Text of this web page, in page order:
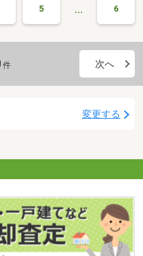
5 … 6
件 次へ
変更する